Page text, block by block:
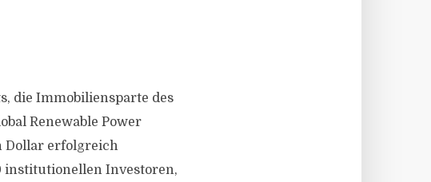
die Immobiliensparte des
Renewable Power
Dollar erfolgreich
institutionellen Investoren,